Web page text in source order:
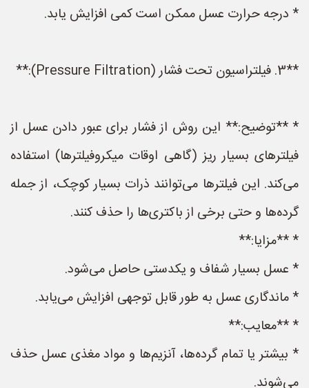
* درجه حرارت عسل ممکن است کمی افزایش یابد.
**3. فیلتراسیون تحت فشار (Pressure Filtration):**
* **توضیح:** این روش از فشار برای عبور دادن عسل از
فیلترهای بسیار ریز (گاهی اوقات میکروفیلترها) استفاده
می‌کند. این فیلترها می‌توانند ذرات بسیار کوچک، از جمله
گرده‌ها و حتی برخی از باکتری‌ها را حذف کنند.
* **مزایا:**
* عسل بسیار شفاف و یکدستی حاصل می‌شود.
* ماندگاری عسل به طور قابل توجهی افزایش می‌یابد.
* **معایب:**
* بیشتر یا تمام گرده‌ها، آنزیم‌ها و مواد مغذی عسل حذف
می‌شوند.